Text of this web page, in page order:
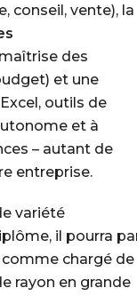
conseil, vente), la
des
et une
outils de
et à
– autant de
entreprise.
variété
il pourra
comme chargé de
rayon en grande